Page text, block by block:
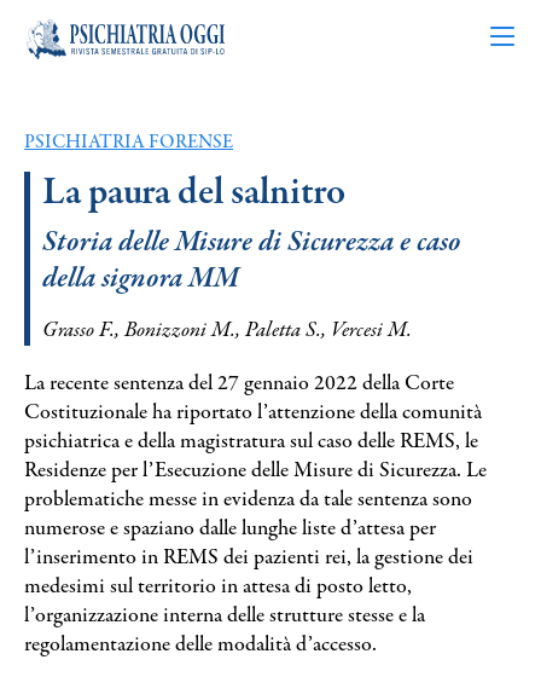
Articoli
Riviste
Bacheca
Chi siamo
Contatti
Search
PSICHIATRIA FORENSE
La paura del salnitro
Storia delle Misure di Sicurezza e caso
della signora MM
Grasso F., Bonizzoni M., Paletta S., Vercesi M.
La recente sentenza del 27 gennaio 2022 della Corte
Costituzionale ha riportato l’attenzione della comunità
psichiatrica e della magistratura sul caso delle REMS, le
Residenze per l’Esecuzione delle Misure di Sicurezza. Le
problematiche messe in evidenza da tale sentenza sono
numerose e spaziano dalle lunghe liste d’attesa per
l’inserimento in REMS dei pazienti rei, la gestione dei
medesimi sul territorio in attesa di posto letto,
l’organizzazione interna delle strutture stesse e la
regolamentazione delle modalità d’accesso.